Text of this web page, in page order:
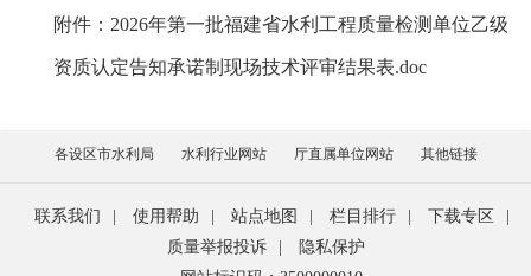
附件：2026年第一批福建省水利工程质量检测单位乙级
资质认定告知承诺制现场技术评审结果表.doc
各设区市水利局 水利行业网站 厅直属单位网站 其他链接
联系我们 使用帮助 站点地图 栏目排行 下载专区
质量举报投诉
隐私保护